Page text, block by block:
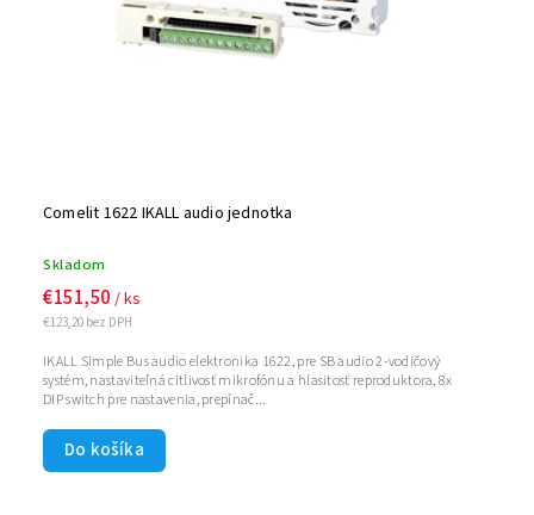
Comelit 1622 IKALL audio jednotka
Skladom
€123,20 bez DPH
€151,50 / ks
Do košíka
IKALL Simple Bus audio elektronika 1622, pre SB audio 2-vodičový
systém, nastaviteľná citlivosť mikrofónu a hlasitosť reproduktora, 8x
DIP switch pre nastavenia, prepínač...